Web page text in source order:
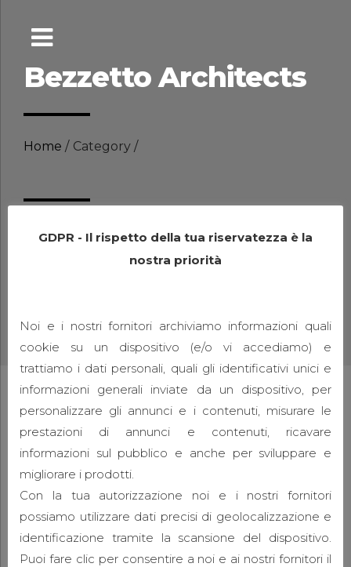
Bezzetto Architects
Home Category
Gallery Archivi -
Bezzetto
GDPR - Il rispetto della tua riservatezza è la
nostra priorità
Noi e i nostri fornitori archiviamo informazioni quali
cookie su un dispositivo (e/o vi accediamo) e
trattiamo i dati personali, quali gli identificativi unici e
informazioni generali inviate da un dispositivo, per
personalizzare gli annunci e i contenuti, misurare le
prestazioni di annunci e contenuti, ricavare
informazioni sul pubblico e anche per sviluppare e
migliorare i prodotti.
Con la tua autorizzazione noi e i nostri fornitori
possiamo utilizzare dati precisi di geolocalizzazione e
identificazione tramite la scansione del dispositivo.
Puoi fare clic per consentire a noi e ai nostri fornitori il